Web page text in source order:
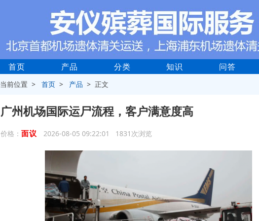
首页 产品 分类 知识 问答
当前位置 >首页 > 产品 > 正文
广州机场国际运尸流程，客户满意度高
价格： 面议 2026-08-05 09:22:01 1831次浏览